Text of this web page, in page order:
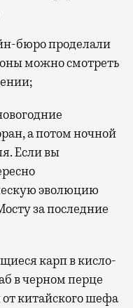
бюро проделали
можно смотреть
а потом ночной
Если вы
эволюцию
за последние
карп в кисло-
в черном перце
китайского шефа